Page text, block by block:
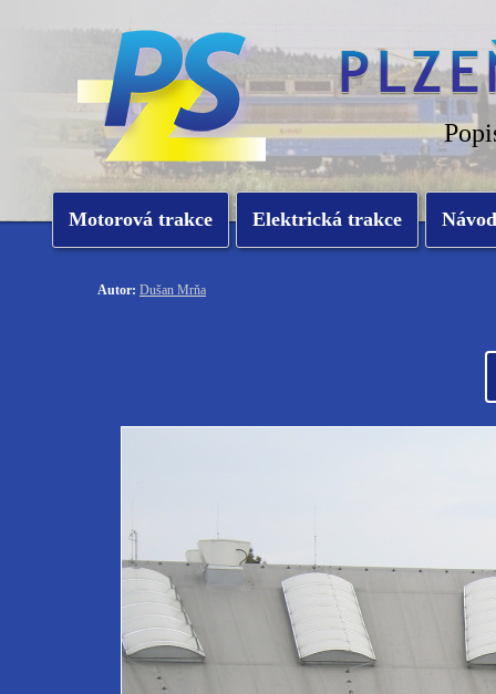
Motorová trakce Elektrická trakce
Autor: Dušan Mrňa